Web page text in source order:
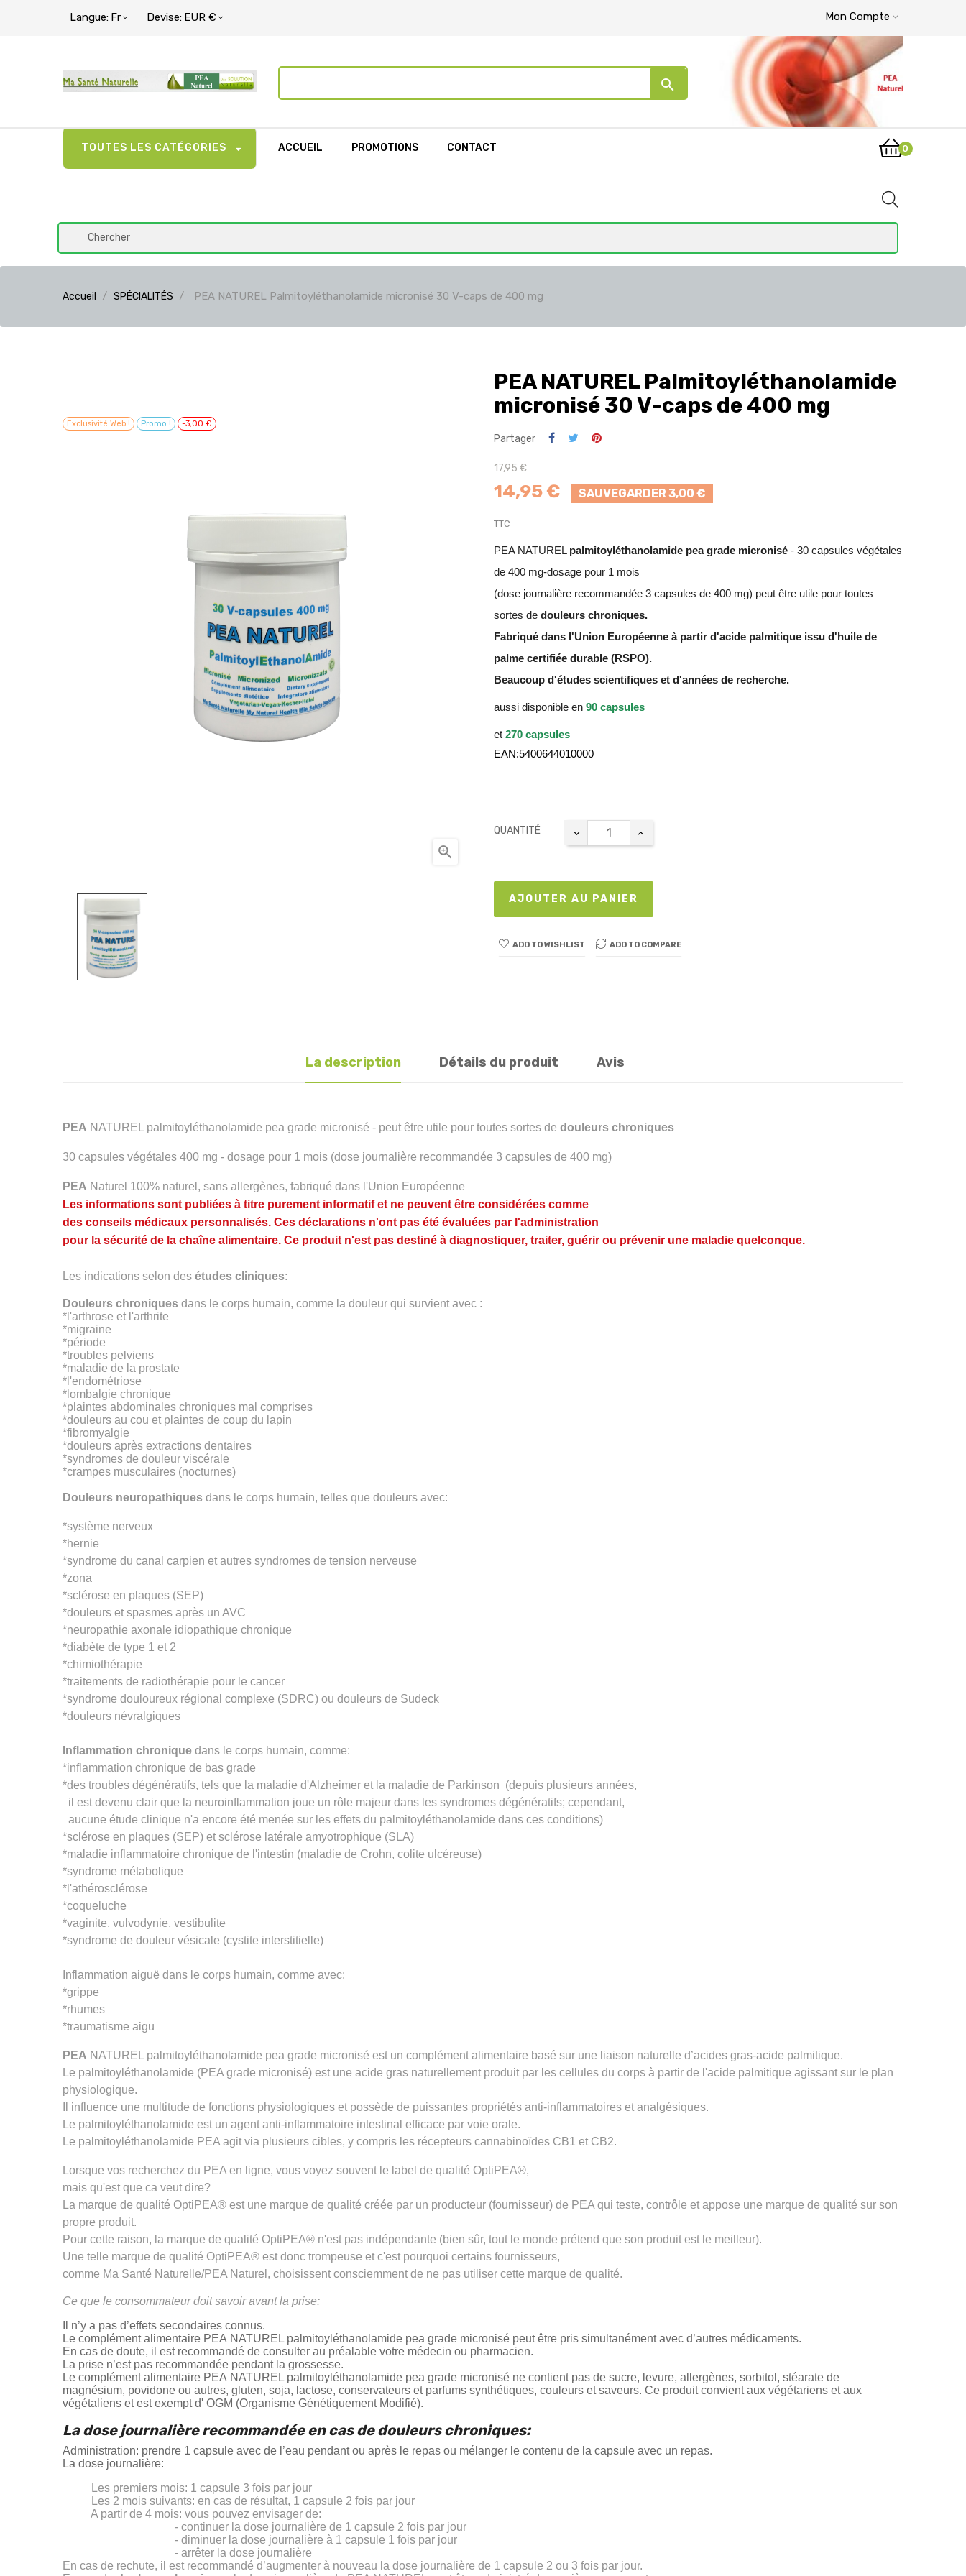
Langue: Fr Devise: EUR € Mon Compte
search
TOUTES LES CATÉGORIES ACCUEIL PROMOTIONS CONTACT 0
Accueil SPÉCIALITÉS PEA NATUREL Palmitoyléthanolamide micronisé 30 V-caps de 400 mg
Exclusivité Web ! Promo ! -3,00 €

PEA NATUREL Palmitoyléthanolamide
micronisé 30 V-caps de 400 mg
Partager
17,95 €
14,95 € SAUVEGARDER 3,00 €
TTC
PEA NATUREL palmitoyléthanolamide pea grade micronisé - 30 capsules végétales
de 400 mg-dosage pour 1 mois
(dose journalière recommandée 3 capsules de 400 mg) peut être utile pour toutes
sortes de douleurs chroniques.
Fabriqué dans l'Union Européenne à partir d'acide palmitique issu d'huile de
palme certifiée durable (RSPO).
Beaucoup d'études scientifiques et d'années de recherche.
aussi disponible en 90 capsules
et 270 capsules
EAN:5400644010000
QUANTITÉ
AJOUTER AU PANIER
ADD TO WISHLIST ADD TO COMPARE
La description Détails du produit Avis
PEA NATUREL palmitoyléthanolamide pea grade micronisé - peut être utile pour toutes sortes de douleurs chroniques
30 capsules végétales 400 mg - dosage pour 1 mois (dose journalière recommandée 3 capsules de 400 mg)
PEA Naturel 100% naturel, sans allergènes, fabriqué dans l'Union Européenne
Les informations sont publiées à titre purement informatif et ne peuvent être considérées comme
des conseils médicaux personnalisés. Ces déclarations n'ont pas été évaluées par l'administration
pour la sécurité de la chaîne alimentaire. Ce produit n'est pas destiné à diagnostiquer, traiter, guérir ou prévenir une maladie quelconque.
Les indications selon des études cliniques:
Douleurs chroniques dans le corps humain, comme la douleur qui survient avec :
*l'arthrose et l'arthrite
*migraine
*période
*troubles pelviens
*maladie de la prostate
*l'endométriose
*lombalgie chronique
*plaintes abdominales chroniques mal comprises
*douleurs au cou et plaintes de coup du lapin
*fibromyalgie
*douleurs après extractions dentaires
*syndromes de douleur viscérale
*crampes musculaires (nocturnes)
Douleurs neuropathiques dans le corps humain, telles que douleurs avec:
*système nerveux
*hernie
*syndrome du canal carpien et autres syndromes de tension nerveuse
*zona
*sclérose en plaques (SEP)
*douleurs et spasmes après un AVC
*neuropathie axonale idiopathique chronique
*diabète de type 1 et 2
*chimiothérapie
*traitements de radiothérapie pour le cancer
*syndrome douloureux régional complexe (SDRC) ou douleurs de Sudeck
*douleurs névralgiques
Inflammation chronique dans le corps humain, comme:
*inflammation chronique de bas grade
*des troubles dégénératifs, tels que la maladie d'Alzheimer et la maladie de Parkinson (depuis plusieurs années,
il est devenu clair que la neuroinflammation joue un rôle majeur dans les syndromes dégénératifs; cependant,
aucune étude clinique n'a encore été menée sur les effets du palmitoyléthanolamide dans ces conditions)
*sclérose en plaques (SEP) et sclérose latérale amyotrophique (SLA)
*maladie inflammatoire chronique de l'intestin (maladie de Crohn, colite ulcéreuse)
*syndrome métabolique
*l'athérosclérose
*coqueluche
*vaginite, vulvodynie, vestibulite
*syndrome de douleur vésicale (cystite interstitielle)
Inflammation aiguë dans le corps humain, comme avec:
*grippe
*rhumes
*traumatisme aigu
PEA NATUREL palmitoyléthanolamide pea grade micronisé est un complément alimentaire basé sur une liaison naturelle d’acides gras-acide palmitique.
Le palmitoyléthanolamide (PEA grade micronisé) est une acide gras naturellement produit par les cellules du corps à partir de l'acide palmitique agissant sur le plan
physiologique.
Il influence une multitude de fonctions physiologiques et possède de puissantes propriétés anti-inflammatoires et analgésiques.
Le palmitoyléthanolamide est un agent anti-inflammatoire intestinal efficace par voie orale.
Le palmitoyléthanolamide PEA agit via plusieurs cibles, y compris les récepteurs cannabinoïdes CB1 et CB2.
Lorsque vos recherchez du PEA en ligne, vous voyez souvent le label de qualité OptiPEA®,
mais qu'est que ca veut dire?
La marque de qualité OptiPEA® est une marque de qualité créée par un producteur (fournisseur) de PEA qui teste, contrôle et appose une marque de qualité sur son
propre produit.
Pour cette raison, la marque de qualité OptiPEA® n'est pas indépendante (bien sûr, tout le monde prétend que son produit est le meilleur).
Une telle marque de qualité OptiPEA® est donc trompeuse et c'est pourquoi certains fournisseurs,
comme Ma Santé Naturelle/PEA Naturel, choisissent consciemment de ne pas utiliser cette marque de qualité.
Ce que le consommateur doit savoir avant la prise:
Il n’y a pas d’effets secondaires connus.
Le complément alimentaire PEA NATUREL palmitoyléthanolamide pea grade micronisé peut être pris simultanément avec d’autres médicaments.
En cas de doute, il est recommandé de consulter au préalable votre médecin ou pharmacien.
La prise n’est pas recommandée pendant la grossesse.
Le complément alimentaire PEA NATUREL palmitoyléthanolamide pea grade micronisé ne contient pas de sucre, levure, allergènes, sorbitol, stéarate de
magnésium, povidone ou autres, gluten, soja, lactose, conservateurs et parfums synthétiques, couleurs et saveurs. Ce produit convient aux végétariens et aux
végétaliens et est exempt d' OGM (Organisme Génétiquement Modifié).
La dose journalière recommandée en cas dedouleurs chroniques:
Administration: prendre 1 capsule avec de l’eau pendant ou après le repas ou mélanger le contenu de la capsule avec un repas.
La dose journalière:
Les premiers mois: 1 capsule 3 fois par jour
Les 2 mois suivants: en cas de résultat, 1 capsule 2 fois par jour
A partir de 4 mois: vous pouvez envisager de:
- continuer la dose journalière de 1 capsule 2 fois par jour
- diminuer la dose journalière à 1 capsule 1 fois par jour
- arrêter la dose journalière
En cas de rechute, il est recommandé d’augmenter à nouveau la dose journalière de 1 capsule 2 ou 3 fois par jour.